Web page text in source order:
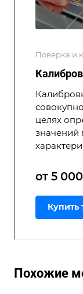
Поверка и
целях
значений
от 5
Купить
Похожие